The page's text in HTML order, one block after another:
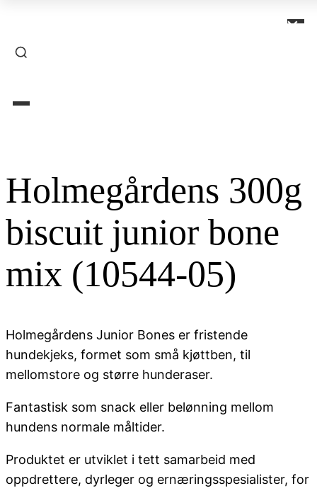
Holmegårdens 300g
biscuit junior bone
mix (10544-05)
Holmegårdens Junior Bones er fristende
hundekjeks, formet som små kjøttben, til
mellomstore og større hunderaser.
Fantastisk som snack eller belønning mellom
hundens normale måltider.
Produktet er utviklet i tett samarbeid med
oppdrettere, dyrleger og ernæringsspesialister, for
×